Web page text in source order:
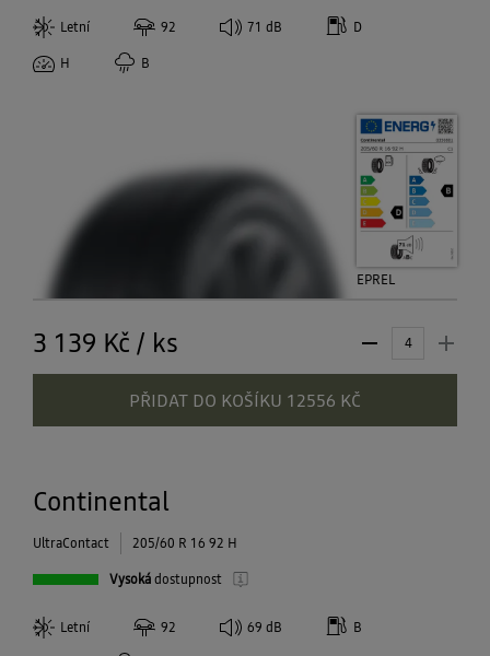
Letní 92 71 dB D
H B
EPREL
3 139 Kč / ks
PŘIDAT DO KOŠÍKU 12556 KČ
Continental
UltraContact 205/60 R 16 92 H
Vysokádostupnost
Letní 92 69 dB B